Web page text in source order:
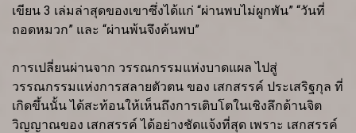
เขียน 3 เล่มล่าสุดของเขาซึ่งได้แก่ “ผ่านพบไม่ผูกพัน” “วันที่
ถอดหมวก” และ “ผ่านพ้นจึงค้นพบ”
การเปลี่ยนผ่านจาก วรรณกรรมแห่งบาดแผล ไปสู่
วรรณกรรมแห่งการสลายตัวตน ของ เสกสรรค์ ประเสริฐกุล ที่
เกิดขึ้นนั้น ได้สะท้อนให้เห็นถึงการเติบโตในเชิงลึกด้านจิต
วิญญาณของ เสกสรรค์ ได้อย่างชัดแจ้งที่สุด เพราะ เสกสรรค์